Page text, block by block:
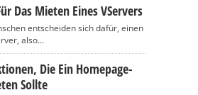
Das Mieten Eines VServers
entscheiden sich dafür, einen
also...
Die Ein Homepage-
Sollte